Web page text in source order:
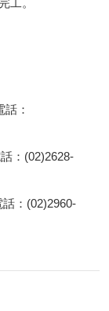
：
(02)2628-
：(02)2960-